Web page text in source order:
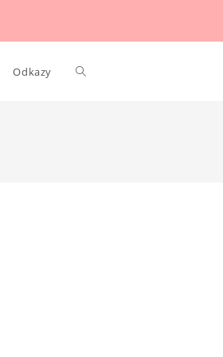
Odkazy